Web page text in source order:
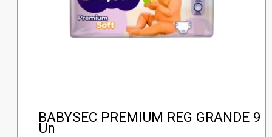
BABYSEC PREMIUM REG GRANDE 9
Un